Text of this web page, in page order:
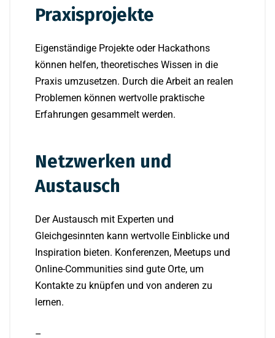
Praxisprojekte
Eigenständige Projekte oder Hackathons
können helfen, theoretisches Wissen in die
Praxis umzusetzen. Durch die Arbeit an realen
Problemen können wertvolle praktische
Erfahrungen gesammelt werden.
Netzwerken und
Austausch
Der Austausch mit Experten und
Gleichgesinnten kann wertvolle Einblicke und
Inspiration bieten. Konferenzen, Meetups und
Online-Communities sind gute Orte, um
Kontakte zu knüpfen und von anderen zu
lernen.
–